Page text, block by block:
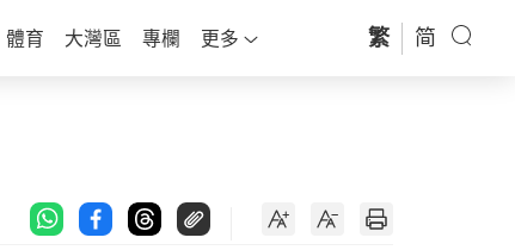
體育 大灣區 專欄 更多 繁 简